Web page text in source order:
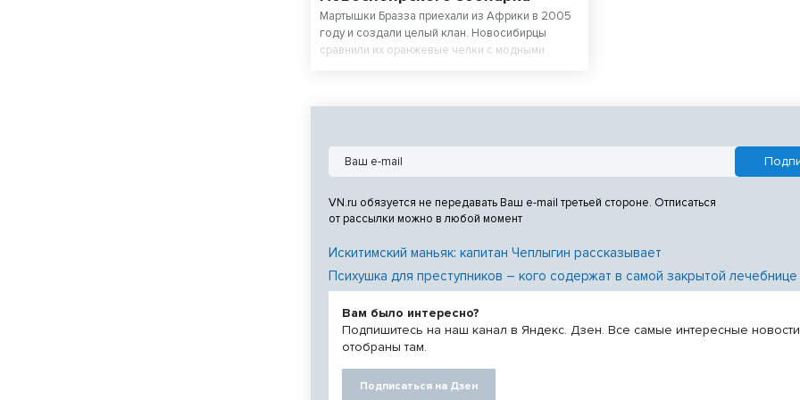
Мартышки Бразза приехали из Африки в 2005
году и создали целый клан. Новосибирцы
сравнили их оранжевые челки с модными
VN.ru обязуется не передавать Ваш e-mail третьей стороне. Отписаться
от рассылки можно в любой момент
Искитимский маньяк: капитан Чеплыгин рассказывает
Психушка для преступников – кого содержат в самой закрытой
Вам было интересно?
Подпишитесь на наш канал в Яндекс. Дзен. Все самые интересные новости
отобраны там.
Подписаться на Дзен